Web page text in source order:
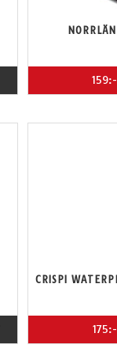
159:-
CRISPI
175:-